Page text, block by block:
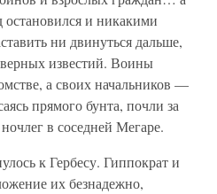
и никакими
ни двинуться дальше,
известий. Воины
а своих начальников —
прямого бунта, почли за
в соседней Мегаре.
к Гербесу. Гиппократ и
их безнадежно,